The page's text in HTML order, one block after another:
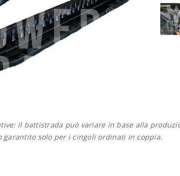
il battistrada può variare in base alla
garantito solo per i cingoli ordinati in coppia.